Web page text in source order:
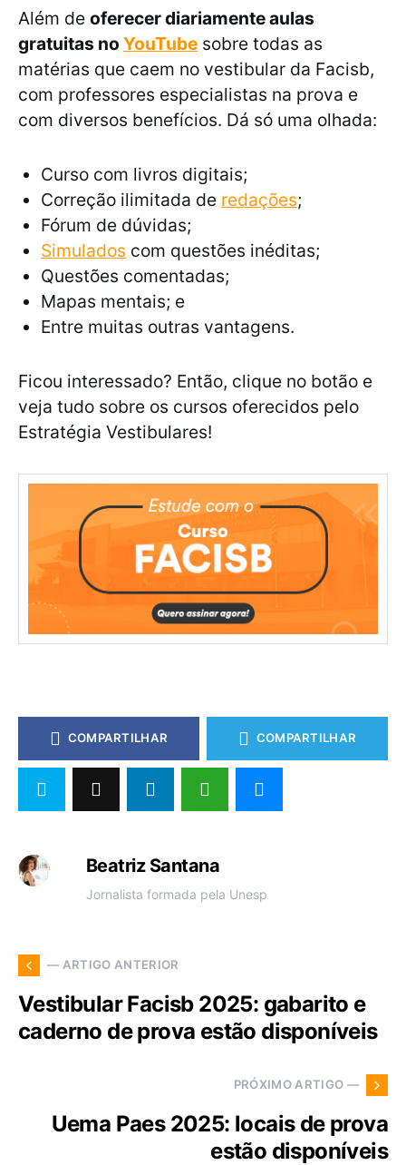
Além de oferecer diariamente aulas
gratuitas no YouTube sobre todas as
matérias que caem no vestibular da Facisb,
com professores especialistas na prova e
com diversos benefícios. Dá só uma olhada:
Curso com livros digitais;
Correção ilimitada de redações;
Fórum de dúvidas;
Simulados com questões inéditas;
Questões comentadas;
Mapas mentais; e
Entre muitas outras vantagens.
Ficou interessado? Então, clique no botão e
veja tudo sobre os cursos oferecidos pelo
Estratégia Vestibulares!
COMPARTILHAR COMPARTILHAR
Beatriz Santana
Jornalista formada pela Unesp
— ARTIGO ANTERIOR
Vestibular Facisb 2025: gabarito e
caderno de prova estão disponíveis
PRÓXIMO ARTIGO —
Uema Paes 2025: locais de prova
estão disponíveis